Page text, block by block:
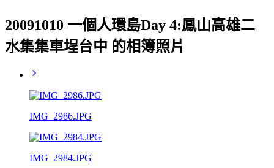
20091010 一個人環島Day 4:鳳山高雄二
水集集車埕台中 的相簿照片
IMG_2986.JPG
IMG_2984.JPG